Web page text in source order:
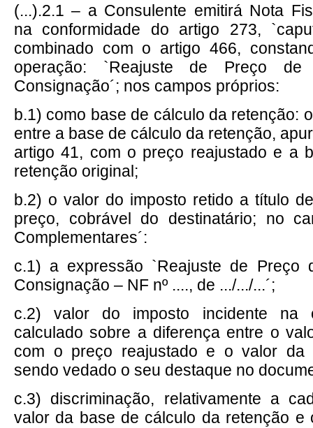
(...).2.1 – a Consulente emitirá Nota
na conformidade do artigo 273,
combinado com o artigo 466,
operação: `Reajuste de Preço de
Consignação´; nos campos próprios:
b.1) como base de cálculo da retenção:
entre a base de cálculo da retenção,
artigo 41, com o preço reajustado e a
retenção original;
b.2) o valor do imposto retido a título
preço, cobrável do destinatário; no
Complementares´:
c.1) a expressão `Reajuste de Preço
Consignação – NF nº ...., de .../.../...´;
c.2) valor do imposto incidente na
calculado sobre a diferença entre o
com o preço reajustado e o valor da
sendo vedado o seu destaque no
c.3) discriminação, relativamente a
valor da base de cálculo da retenção e